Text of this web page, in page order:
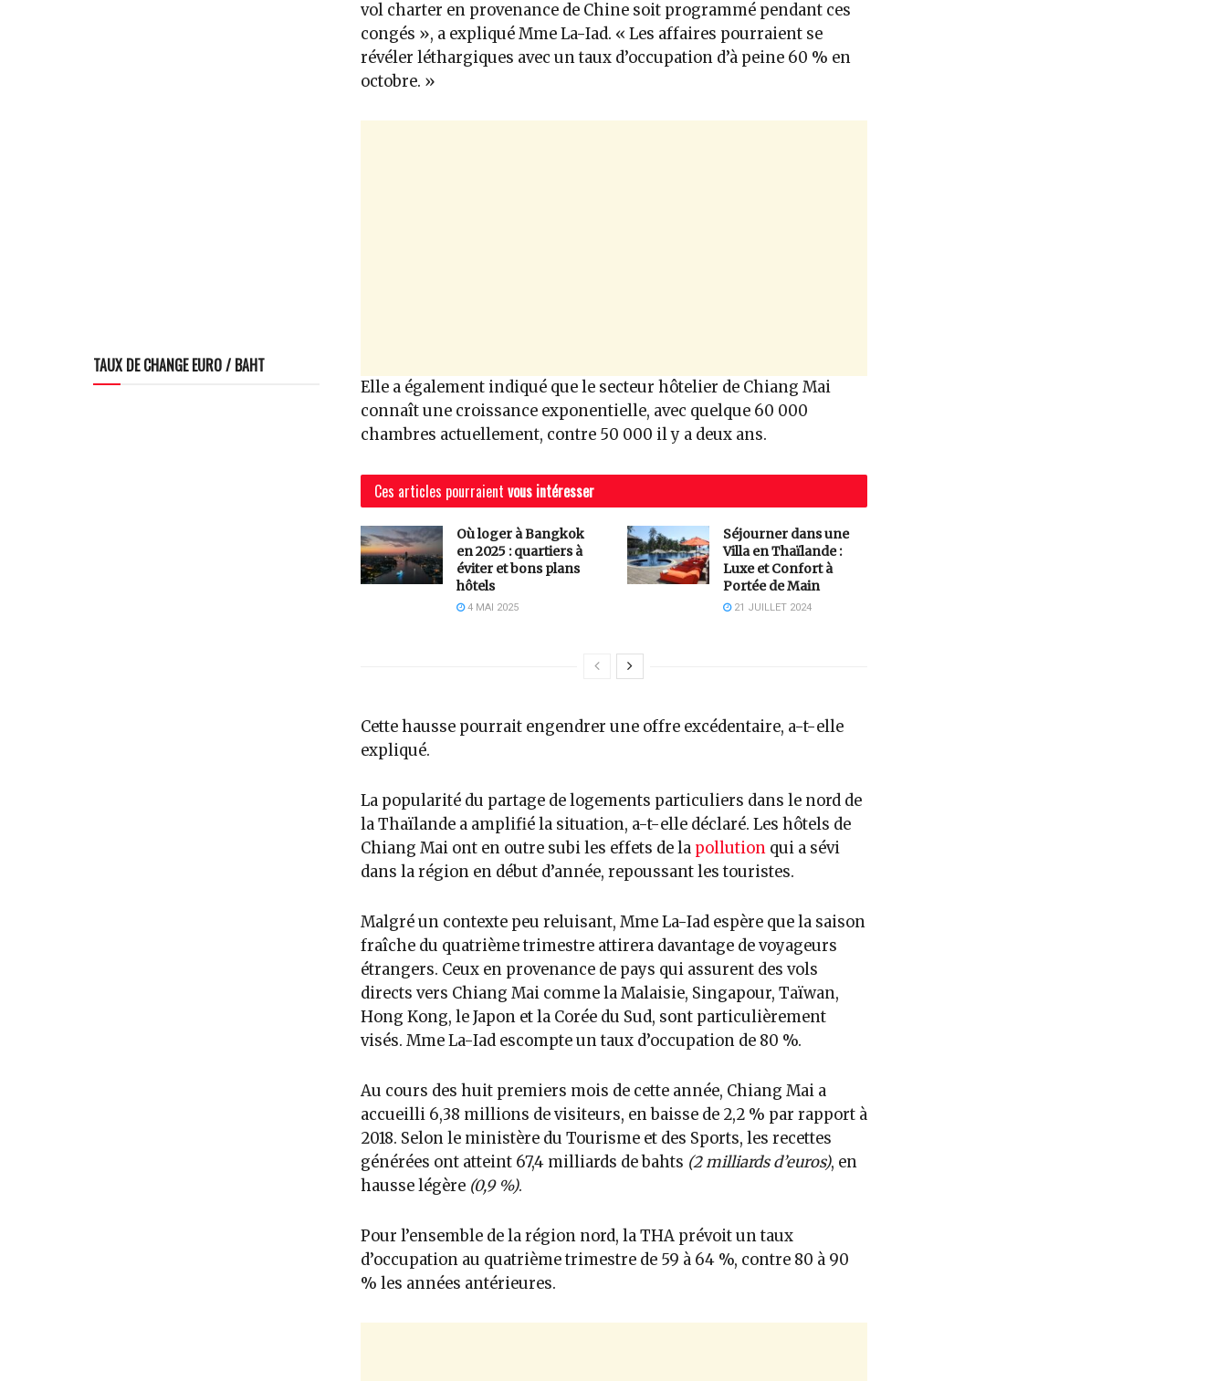
vol charter en provenance de Chine soit programmé pendant ces
congés », a expliqué Mme La-Iad. « Les affaires pourraient se
révéler léthargiques avec un taux d’occupation d’à peine 60 % en
octobre. »
Elle a également indiqué que le secteur hôtelier de Chiang Mai
connaît une croissance exponentielle, avec quelque 60 000
chambres actuellement, contre 50 000 il y a deux ans.
Ces articles pourraient vous intéresser
Où loger à Bangkok
en 2025 : quartiers à
éviter et bons plans
hôtels
4 MAI 2025
Séjourner dans une
Villa en Thaïlande :
Luxe et Confort à
Portée de Main
21 JUILLET 2024
Cette hausse pourrait engendrer une offre excédentaire, a-t-elle
expliqué.
La popularité du partage de logements particuliers dans le nord de
la Thaïlande a amplifié la situation, a-t-elle déclaré. Les hôtels de
Chiang Mai ont en outre subi les effets de la pollutionqui a sévi
dans la région en début d’année, repoussant les touristes.
Malgré un contexte peu reluisant, Mme La-Iad espère que la saison
fraîche du quatrième trimestre attirera davantage de voyageurs
étrangers. Ceux en provenance de pays qui assurent des vols
directs vers Chiang Mai comme la Malaisie, Singapour, Taïwan,
Hong Kong, le Japon et la Corée du Sud, sont particulièrement
visés. Mme La-Iad escompte un taux d’occupation de 80 %.
Au cours des huit premiers mois de cette année, Chiang Mai a
accueilli 6,38 millions de visiteurs, en baisse de 2,2 % par rapport à
2018. Selon le ministère du Tourisme et des Sports, les recettes
générées ont atteint 67,4 milliards de bahts (2 milliards d’euros), en
hausse légère (0,9 %).
Pour l’ensemble de la région nord, la THA prévoit un taux
d’occupation au quatrième trimestre de 59 à 64 %, contre 80 à 90
% les années antérieures.
TAUX DE CHANGE EURO / BAHT